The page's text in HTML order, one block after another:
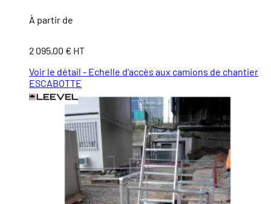
À partir de
2 095,00 € HT
Voir le détail - Echelle d'accès aux camions de chantier
ESCABOTTE